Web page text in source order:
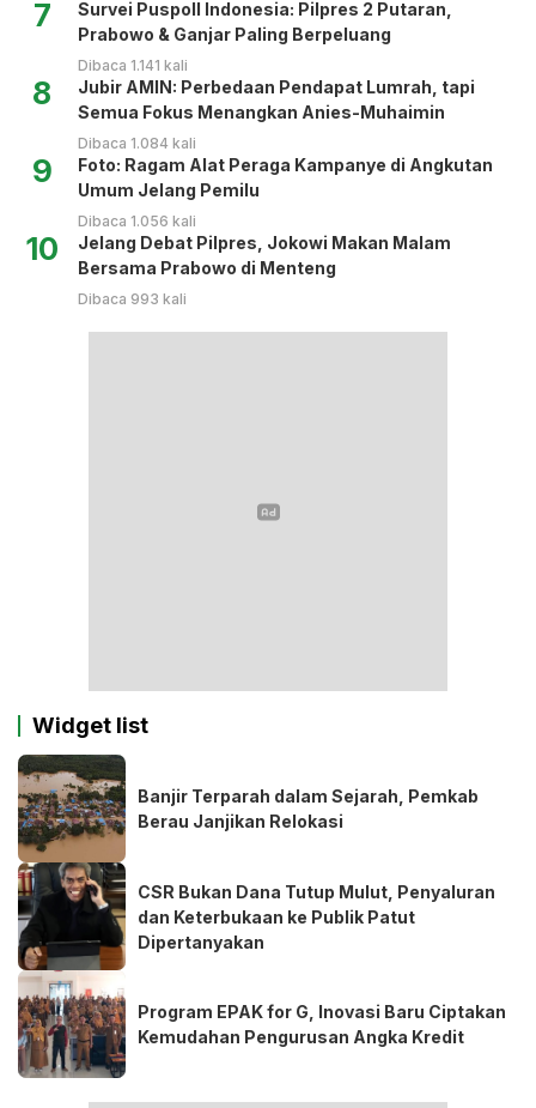
7
Survei Puspoll Indonesia: Pilpres 2 Putaran,
Prabowo & Ganjar Paling Berpeluang
Dibaca 1.141 kali
8
Jubir AMIN: Perbedaan Pendapat Lumrah, tapi
Semua Fokus Menangkan Anies-Muhaimin
Dibaca 1.084 kali
9
Foto: Ragam Alat Peraga Kampanye di Angkutan
Umum Jelang Pemilu
Dibaca 1.056 kali
10
Jelang Debat Pilpres, Jokowi Makan Malam
Bersama Prabowo di Menteng
Dibaca 993 kali
Widget list
Banjir Terparah dalam Sejarah, Pemkab
Berau Janjikan Relokasi
CSR Bukan Dana Tutup Mulut, Penyaluran
dan Keterbukaan ke Publik Patut
Dipertanyakan
Program EPAK for G, Inovasi Baru Ciptakan
Kemudahan Pengurusan Angka Kredit